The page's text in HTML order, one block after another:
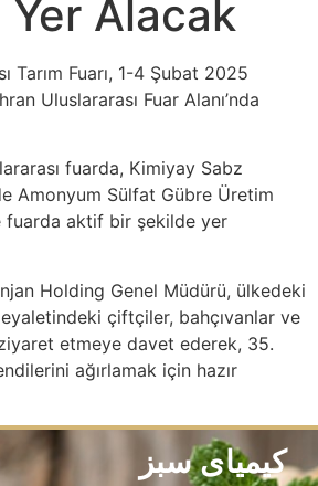
Alacak
Tarım Fuarı, 1-4 Şubat 2025
Uluslararası Fuar Alanı’nda
fuarda, Kimiyay Sabz
Amonyum Sülfat Gübre Üretim
fuarda aktif bir şekilde yer
Holding Genel Müdürü, ülkedeki
çiftçiler, bahçıvanlar ve
etmeye davet ederek, 35.
ağırlamak için hazır
کیمیای سبز